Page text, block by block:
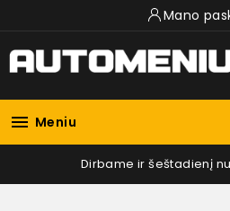
Mano
 Meniu
Dirbame ir šeštadienį